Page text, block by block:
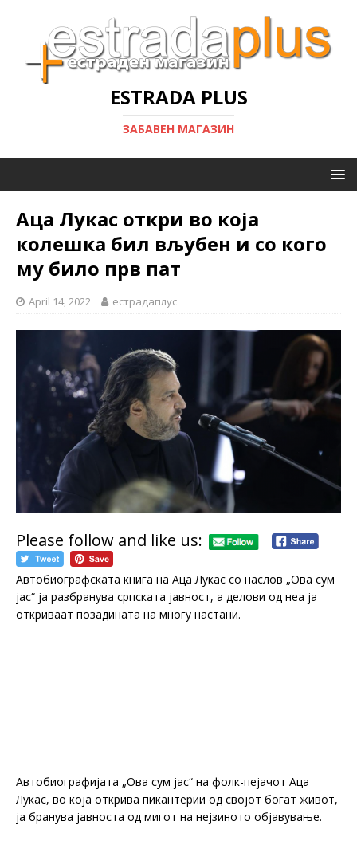
ESTRADA PLUS
ЗАБАВЕН МАГАЗИН
Аца Лукас откри во која
колешка бил вљубен и со кого
му било прв пат
April 14, 2022 естрадаплус
Please follow and like us:
Автобиографската книга на Аца Лукас со наслов „Ова сум
јас“ ја разбранува српската јавност, а делови од неа ја
откриваат позадината на многу настани.
Автобиографијата „Ова сум јас“ на фолк-пејачот Аца
Лукас, во која открива пикантерии од својот богат живот,
ја бранува јавноста од мигот на нејзиното објавување.